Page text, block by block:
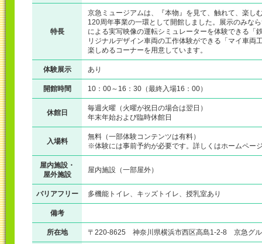
特長
京急ミュージアムは、『本物』を見て、触れて、楽
120周年事業の一環として開館しました。展示のみな
による実写映像の運転シミュレーターを体験できる「
リジナルデザイン車両の工作体験ができる「マイ車両
楽しめるコーナーを用意しています。
体験展示 あり
開館時間 10：00～16：30（最終入場16：00）
休館日
毎週火曜（火曜が祝日の場合は翌日）
年末年始および臨時休館日
入場料
無料（一部体験コンテンツは有料）
※体験には事前予約が必要です。詳しくはホームペー
屋内施設・
屋外施設
屋内施設（一部屋外）
バリアフリー 多機能トイレ、キッズトイレ、授乳室あり
備考
所在地 〒220-8625 神奈川県横浜市西区高島1-2-8 京急グル